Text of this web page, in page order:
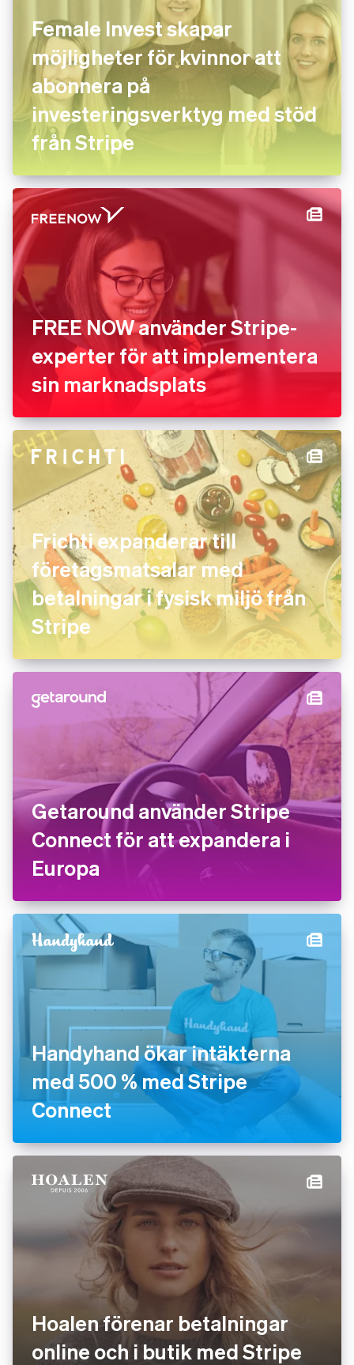
Female Invest skapar
möjligheter för kvinnor att
abonnera på
investeringsverktyg med stöd
från Stripe
FREE NOW använder Stripe-
experter för att implementera
sin marknadsplats
Frichti expanderar till
företagsmatsalar med
betalningar i fysisk miljö från
Stripe
Getaround använder Stripe
Connect för att expandera i
Europa
Handyhand ökar intäkterna
med 500 % med Stripe
Connect
Hoalen förenar betalningar
online och i butik med Stripe